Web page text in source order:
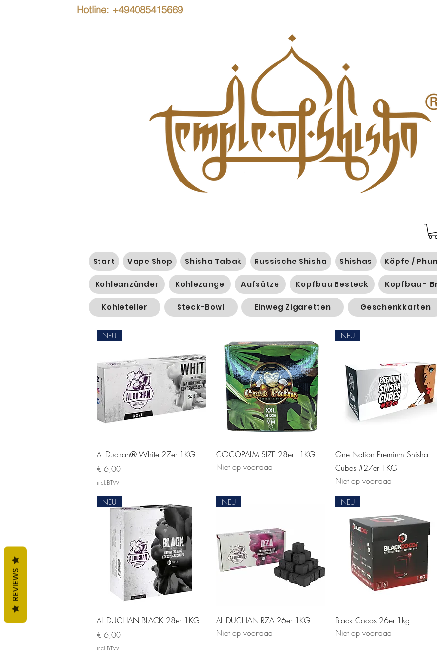
Hotline: +494085415669
Start Vape Shop Shisha Tabak Russische Shisha Shishas Köpfe /
Kohleanzünder Kohlezange Aufsätze Kopfbau Besteck Kopfbau -
Kohleteller Steck-Bowl Einweg Zigaretten Geschenkkarten
Snel overzicht
NEU
Al Duchan® White 27er 1KG
Prijs
€ 6,00
incl.BTW
Snel overzicht
COCOPALM SIZE 28er - 1KG
Niet op voorraad
Snel overzicht
NEU
One Nation Premium Shisha
Cubes #27er 1KG
Niet op voorraad
Snel overzicht
NEU
AL DUCHAN BLACK 28er 1KG
Prijs
€ 6,00
incl.BTW
Snel overzicht
NEU
AL DUCHAN RZA 26er 1KG
Niet op voorraad
Snel overzicht
NEU
Black Cocos 26er 1kg
Niet op voorraad
REVIEWS